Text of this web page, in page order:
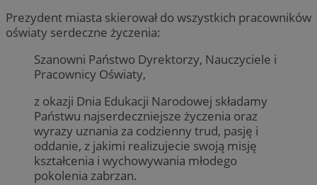
Prezydent miasta skierował do wszystkich pracowników
oświaty serdeczne życzenia:
Szanowni Państwo Dyrektorzy, Nauczyciele i
Pracownicy Oświaty,
z okazji Dnia Edukacji Narodowej składamy
Państwu najserdeczniejsze życzenia oraz
wyrazy uznania za codzienny trud, pasję i
oddanie, z jakimi realizujecie swoją misję
kształcenia i wychowywania młodego
pokolenia zabrzan.